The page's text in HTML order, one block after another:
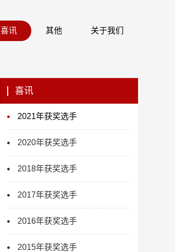
喜讯 其他 关于我们
喜讯
2021年获奖选手
2020年获奖选手
2018年获奖选手
2017年获奖选手
2016年获奖选手
2015年获奖选手